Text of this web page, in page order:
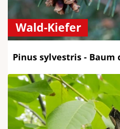
Wald-Kiefer
Pinus sylvestris - Baum